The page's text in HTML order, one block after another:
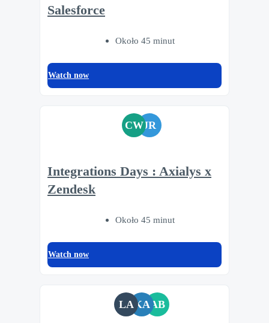
Salesforce
Około 45 minut
Watch now
CWJR
Integrations Days : Axialys x
Zendesk
Około 45 minut
Watch now
LAKAAB